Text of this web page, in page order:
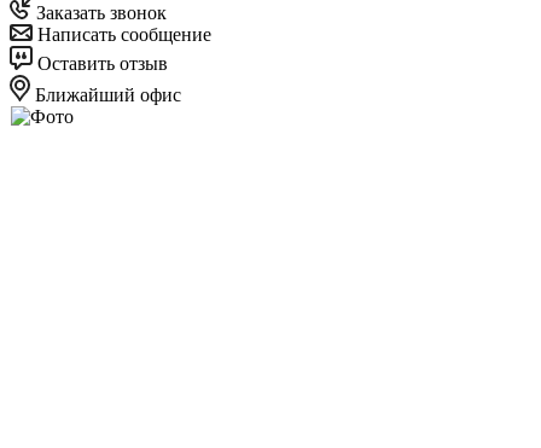
Заказать звонок
Написать сообщение
Оставить отзыв
Ближайший офис